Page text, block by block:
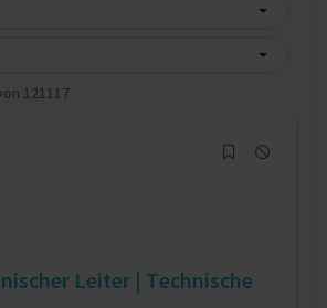
121117
Leiter | Technische